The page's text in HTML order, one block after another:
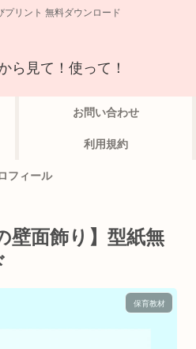
プリント 無料ダウンロード
ら見て！使って！
お問い合わせ
利用規約
フィール
壁面飾り】型紙無
保育教材